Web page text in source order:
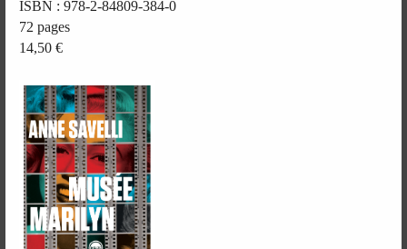
ISBN : 978-2-84809-384-0
72 pages
14,50 €